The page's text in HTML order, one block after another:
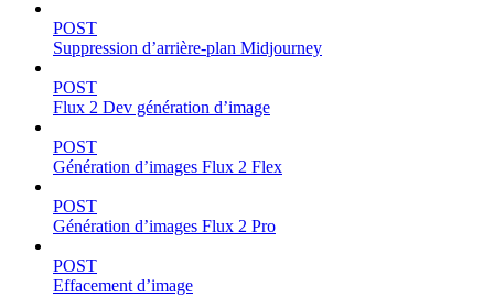
POST
Suppression d’arrière-plan Midjourney
POST
Flux 2 Dev génération d’image
POST
Génération d’images Flux 2 Flex
POST
Génération d’images Flux 2 Pro
POST
Effacement d’image